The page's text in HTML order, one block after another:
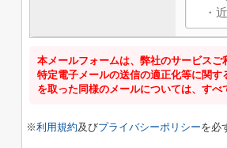
本メールフォームは、弊社のサービスご
特定電子メールの送信の適正化等に関
を取った同様のメールについては、すべ
※利用規約及びプライバシーポリシーを必